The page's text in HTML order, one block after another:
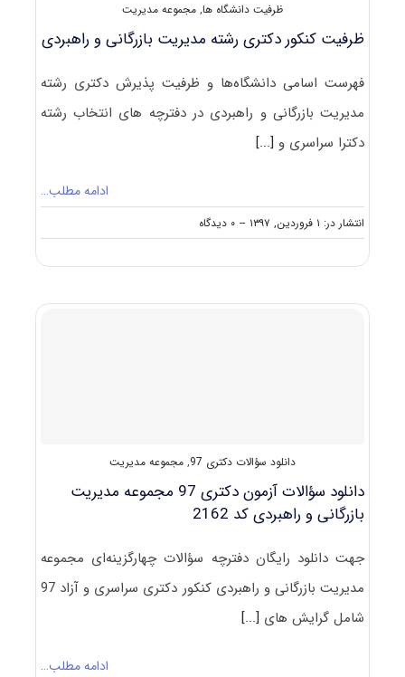
ظرفیت دانشگاه ها, مجموعه مدیریت
ظرفیت کنکور دکتری رشته ﻣﺪﻳﺮﻳﺖ ﺑﺎزرﮔﺎنی و راﻫﺒﺮدی
فهرست اسامی دانشگاه‌ها و ظرفیت پذیرش دکتری رشته
ﻣﺪﻳﺮﻳﺖ ﺑﺎزرﮔﺎنی و راﻫﺒﺮدی در دفترچه های انتخاب رشته
دکترا سراسری و [...]
ادامه مطلب…
انتشار در: ۱ فروردین, ۱۳۹۷ -- ۰ دیدگاه
on
ظرفیت
ﻣﺪﻳﺮﻳﺖ
دانلود سؤالات دکتری 97 , مجموعه مدیریت
دانلود سؤالات آزمون دکتری 97 مجموعه مدیریت
بازرگانی و راهبردی کد 2162
جهت دانلود رایگان دفترچه سؤالات چهارگزینه‌ای مجموعه
مدیریت بازرگانی و راهبردی کنکور دکتری سراسری و آزاد 97
شامل گرایش های‌ [...]
ادامه مطلب…